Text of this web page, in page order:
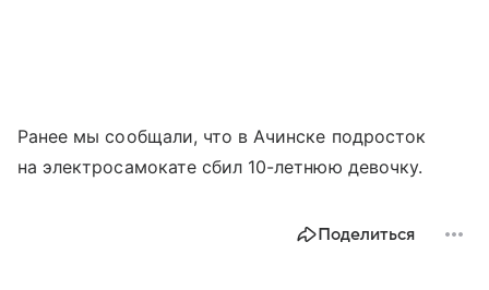
Ранее мы сообщали, что в Ачинске подросток
на электросамокате сбил 10-летнюю девочку.
Поделиться